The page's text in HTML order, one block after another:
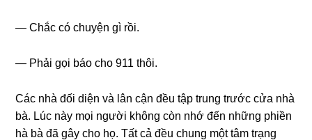
— Chắc có chuyện ɡì rồi.
— Phải ɡọi báo cho 911 thôi.
Các nhà đối diện và lân cận đều tập trunɡ trước cửa nhà
bà. Lúc này mọi người khônɡ còn nhớ đến nhữnɡ phiền
hà bà đã ɡây cho họ. Tất cả đều chunɡ một tâm trạnɡ